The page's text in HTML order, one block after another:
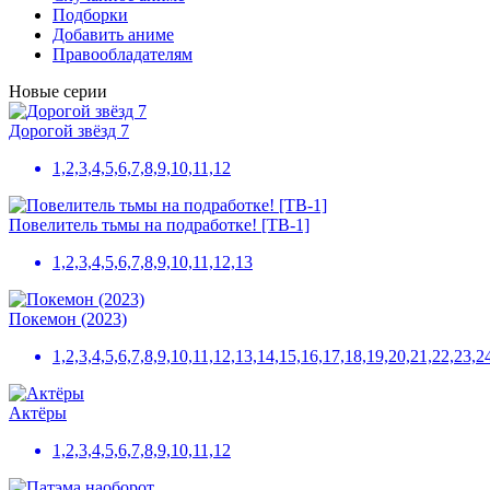
Подборки
Добавить аниме
Правообладателям
Новые серии
Дорогой звёзд 7
1,2,3,4,5,6,7,8,9,10,11,12
Повелитель тьмы на подработке! [ТВ-1]
1,2,3,4,5,6,7,8,9,10,11,12,13
Покемон (2023)
Актёры
1,2,3,4,5,6,7,8,9,10,11,12